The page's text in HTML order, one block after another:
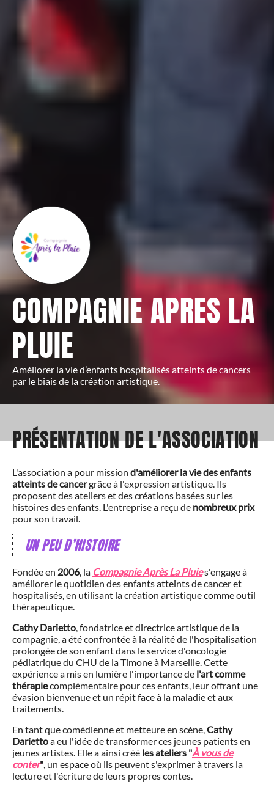
COMPAGNIE APRES LA
PLUIE
Améliorer la vie d’enfants hospitalisés atteints de cancers
par le biais de la création artistique.
PRÉSENTATION DE L'ASSOCIATION
L'association a pour mission d'améliorer la vie des enfants
atteints de cancergrâce à l'expression artistique. Ils
proposent des ateliers et des créations basées sur les
histoires des enfants. L'entreprise a reçu de nombreux prix
pour son travail.
UN PEU D’HISTOIRE
Fondée en 2006, la Compagnie Après La Pluies'engage à
améliorer le quotidien des enfants atteints de cancer et
hospitalisés, en utilisant la création artistique comme outil
thérapeutique.
Cathy Darietto, fondatrice et directrice artistique de la
compagnie, a été confrontée à la réalité de l'hospitalisation
prolongée de son enfant dans le service d'oncologie
pédiatrique du CHU de la Timone à Marseille. Cette
expérience a mis en lumière l'importance de l'art comme
thérapiecomplémentaire pour ces enfants, leur offrant une
évasion bienvenue et un répit face à la maladie et aux
traitements.
En tant que comédienne et metteure en scène,Cathy
Dariettoa eu l'idée de transformer ces jeunes patients en
jeunes artistes. Elle a ainsi créé les ateliers "À vous de
conter", un espace où ils peuvent s'exprimer à travers la
lecture et l'écriture de leurs propres contes.